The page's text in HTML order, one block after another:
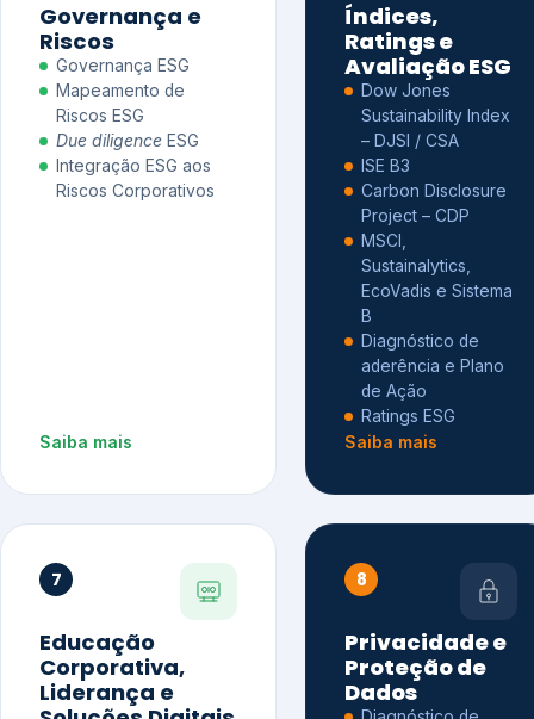
Governança e
Riscos
Governança ESG
Mapeamento de
Riscos ESG
Due diligence ESG
Integração ESG aos
Riscos Corporativos
Saiba mais
Índices,
Ratings e
Avaliação ESG
Dow Jones
Sustainability Index
– DJSI / CSA
ISE B3
Carbon Disclosure
Project – CDP
MSCI,
Sustainalytics,
EcoVadis e Sistema
B
Diagnóstico de
aderência e Plano
de Ação
Ratings ESG
Saiba mais
7
Educação
Corporativa,
Liderança e
8
Privacidade e
Proteção de
Dados